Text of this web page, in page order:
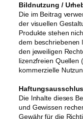
Bildnutzung /
Die im Beitrag
der visuellen
Produkte stehen
dem beschriebenen
den jeweiligen
lizenzfreien Quellen
kommerzielle
Die Inhalte dieses
und Gewissen
Gewähr für die